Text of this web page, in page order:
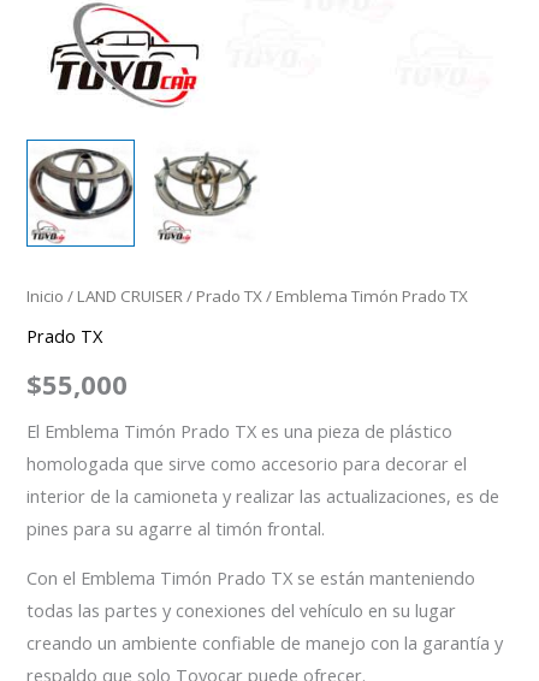
Inicio / LAND CRUISER/ Prado TX/ Emblema Timón Prado TX
Prado TX
$55,000
El Emblema Timón Prado TX es una pieza de plástico
homologada que sirve como accesorio para decorar el
interior de la camioneta y realizar las actualizaciones, es de
pines para su agarre al timón frontal.
Con el Emblema Timón Prado TX se están manteniendo
todas las partes y conexiones del vehículo en su lugar
creando un ambiente confiable de manejo con la garantía y
respaldo que solo Toyocar puede ofrecer.